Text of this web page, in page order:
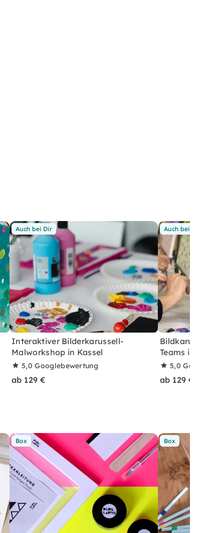
Auch bei Dir
Interaktiver Bilderkarussell-
Malworkshop in Kassel
5,0Googlebewertung
ab 129 €
Auch bei Dir
Teams in
5,0
ab 129 €
Box Box